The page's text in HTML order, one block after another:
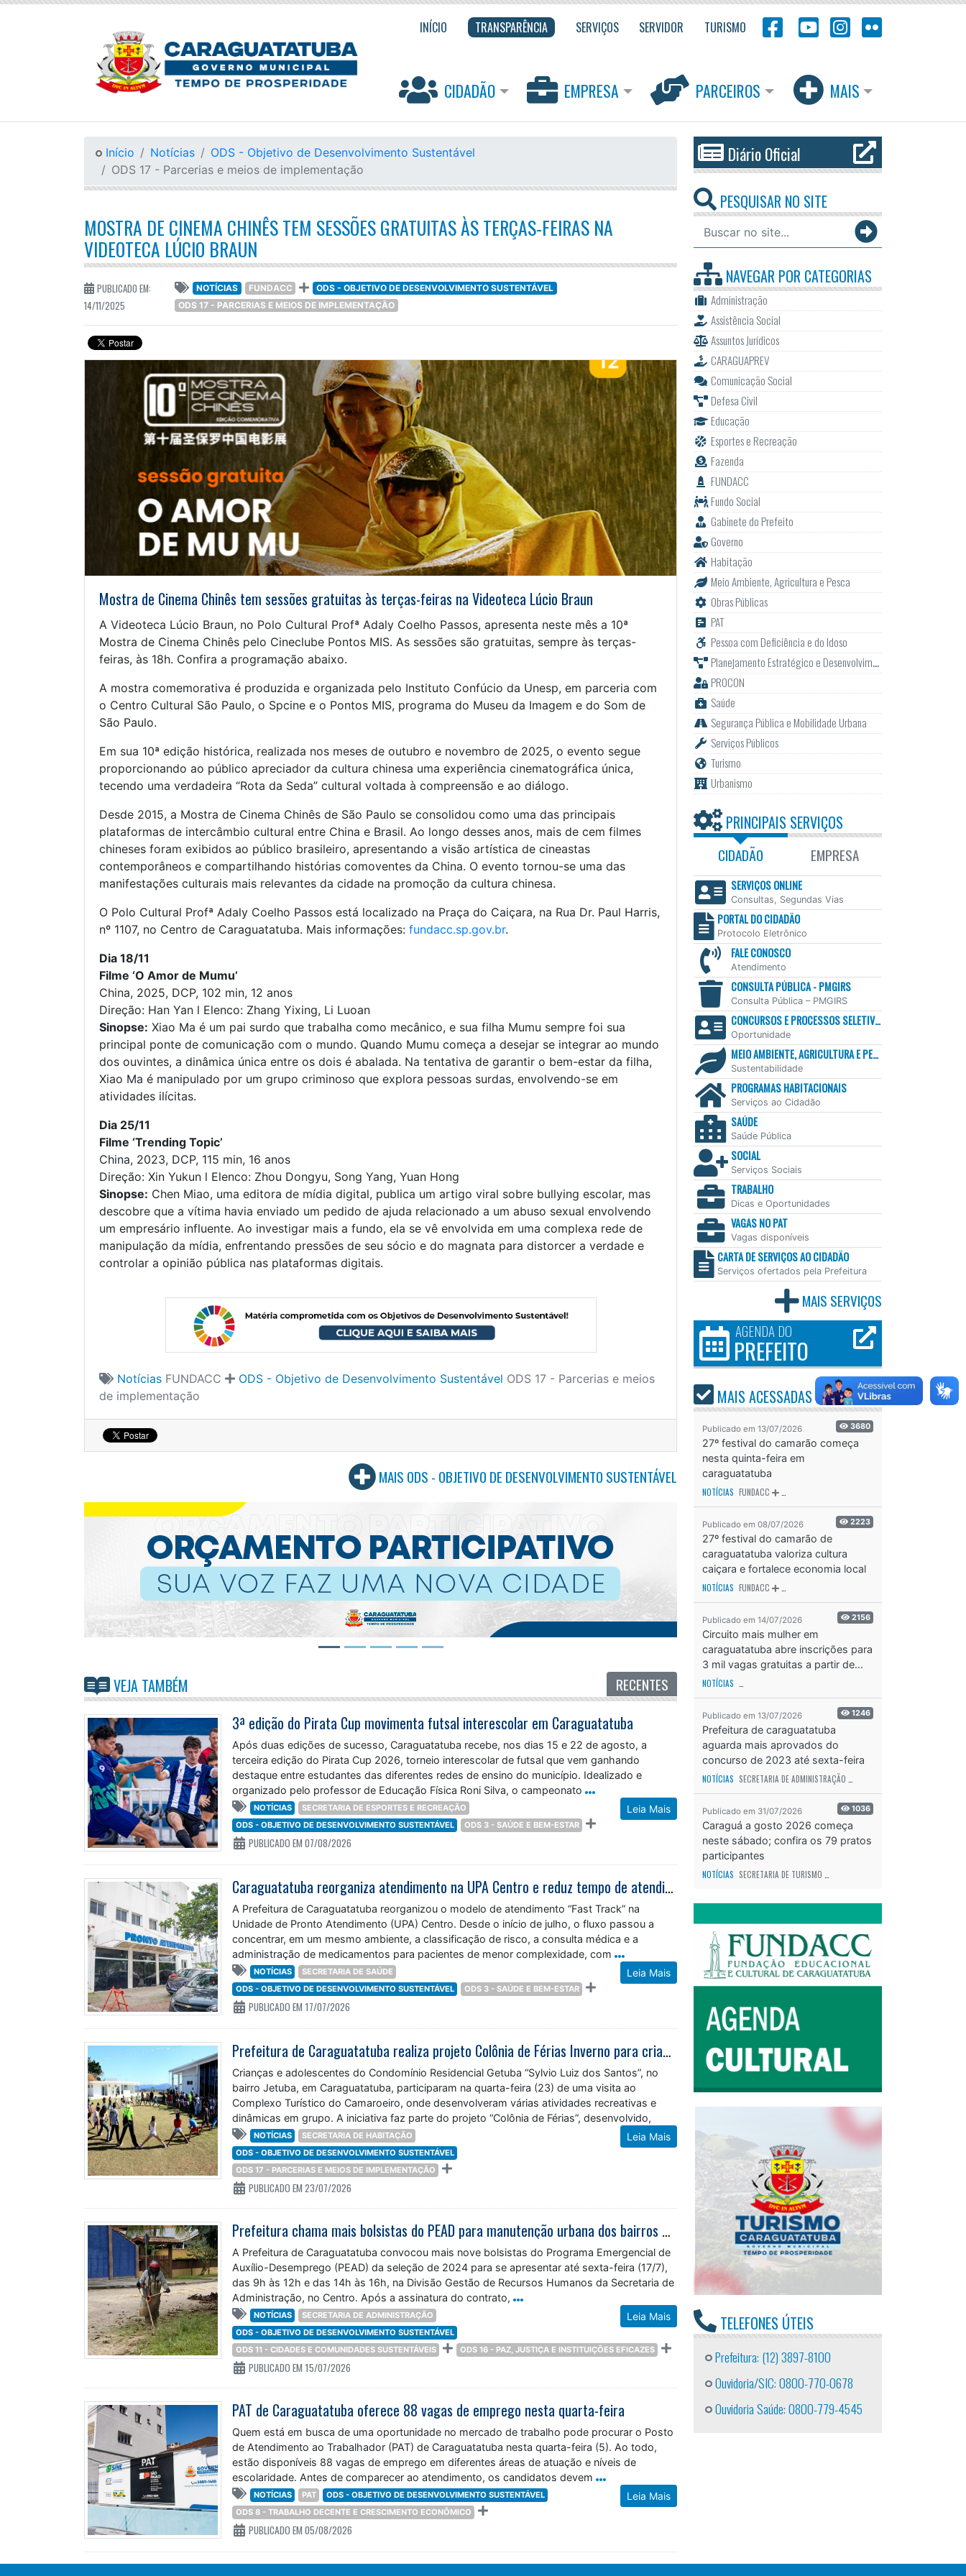
INÍCIO TRANSPARÊNCIA SERVIÇOS SERVIDOR TURISMO
CIDADÃO EMPRESA PARCEIROS MAIS
Início Notícias
ODS - Objetivo de Desenvolvimento Sustentável
ODS 17 - Parcerias e meios de implementação
MOSTRA DE CINEMA CHINÊS TEM SESSÕES GRATUITAS ÀS TERÇAS-FEIRAS NA
VIDEOTECA LÚCIO BRAUN
PUBLICADO EM:
14/11/2025
NOTÍCIAS FUNDACC
ODS - OBJETIVO DE DESENVOLVIMENTO SUSTENTÁVEL
ODS 17 - PARCERIAS E MEIOS DE IMPLEMENTAÇÃO
Mostra de Cinema Chinês tem sessões gratuitas às terças-feiras na Videoteca Lúcio Braun
A Videoteca Lúcio Braun, no Polo Cultural Profª Adaly Coelho Passos, apresenta neste mês a 10ª
Mostra de Cinema Chinês pelo Cineclube Pontos MIS. As sessões são gratuitas, sempre às terças-
feiras, às 18h. Confira a programação abaixo.
A mostra comemorativa é produzida e organizada pelo Instituto Confúcio da Unesp, em parceria com
o Centro Cultural São Paulo, o Spcine e o Pontos MIS, programa do Museu da Imagem e do Som de
São Paulo.
Em sua 10ª edição histórica, realizada nos meses de outubro e novembro de 2025, o evento segue
proporcionando ao público apreciador da cultura chinesa uma experiência cinematográfica única,
tecendo uma verdadeira “Rota da Seda” cultural voltada à compreensão e ao diálogo.
Desde 2015, a Mostra de Cinema Chinês de São Paulo se consolidou como uma das principais
plataformas de intercâmbio cultural entre China e Brasil. Ao longo desses anos, mais de cem filmes
chineses foram exibidos ao público brasileiro, apresentando a visão artística de cineastas
contemporâneos e compartilhando histórias comoventes da China. O evento tornou-se uma das
manifestações culturais mais relevantes da cidade na promoção da cultura chinesa.
O Polo Cultural Profª Adaly Coelho Passos está localizado na Praça do Caiçara, na Rua Dr. Paul Harris,
nº 1107, no Centro de Caraguatatuba. Mais informações: fundacc.sp.gov.br.
Dia 18/11
Filme ‘O Amor de Mumu’
China, 2025, DCP, 102 min, 12 anos
Direção: Han Yan l Elenco: Zhang Yixing, Li Luoan
Sinopse: Xiao Ma é um pai surdo que trabalha como mecânico, e sua filha Mumu sempre foi sua
principal ponte de comunicação com o mundo. Quando Mumu começa a desejar se integrar ao mundo
dos ouvintes, a dinâmica única entre os dois é abalada. Na tentativa de garantir o bem-estar da filha,
Xiao Ma é manipulado por um grupo criminoso que explora pessoas surdas, envolvendo-se em
atividades ilícitas.
Dia 25/11
Filme ‘Trending Topic’
China, 2023, DCP, 115 min, 16 anos
Direção: Xin Yukun l Elenco: Zhou Dongyu, Song Yang, Yuan Hong
Sinopse: Chen Miao, uma editora de mídia digital, publica um artigo viral sobre bullying escolar, mas
descobre que a vítima havia enviado um pedido de ajuda relacionado a um abuso sexual envolvendo
um empresário influente. Ao investigar mais a fundo, ela se vê envolvida em uma complexa rede de
manipulação da mídia, enfrentando pressões de seu sócio e do magnata para distorcer a verdade e
controlar a opinião pública nas plataformas digitais.
Notícias FUNDACC ODS - Objetivo de Desenvolvimento Sustentável ODS 17 - Parcerias e meios
de implementação
MAIS ODS - OBJETIVO DE DESENVOLVIMENTO SUSTENTÁVEL
VEJA TAMBÉM RECENTES
3ª edição do Pirata Cup movimenta futsal interescolar em Caraguatatuba
Após duas edições de sucesso, Caraguatatuba recebe, nos dias 15 e 22 de agosto, a
terceira edição do Pirata Cup 2026, torneio interescolar de futsal que vem ganhando
destaque entre estudantes das diferentes redes de ensino do município. Idealizado e
organizado pelo professor de Educação Física Roni Silva, o campeonato
Leia Mais
NOTÍCIAS
SECRETARIA DE ESPORTES E RECREAÇÃO
ODS - OBJETIVO DE DESENVOLVIMENTO SUSTENTÁVEL
ODS 3 - SAÚDE E BEM-ESTAR
PUBLICADO EM 07/08/2026
A Prefeitura de Caraguatatuba reorganizou o modelo de atendimento “Fast Track” na
Unidade de Pronto Atendimento (UPA) Centro. Desde o início de julho, o fluxo passou a
concentrar, em um mesmo ambiente, a classificação de risco, a consulta médica e a
administração de medicamentos para pacientes de menor complexidade, com
Leia Mais
NOTÍCIAS
SECRETARIA DE SAÚDE
ODS - OBJETIVO DE DESENVOLVIMENTO SUSTENTÁVEL
ODS 3 - SAÚDE E BEM-ESTAR
PUBLICADO EM 17/07/2026
Crianças e adolescentes do Condomínio Residencial Getuba “Sylvio Luiz dos Santos”, no
bairro Jetuba, em Caraguatatuba, participaram na quarta-feira (23) de uma visita ao
Complexo Turístico do Camaroeiro, onde desenvolveram várias atividades recreativas e
dinâmicas em grupo. A iniciativa faz parte do projeto “Colônia de Férias”, desenvolvido,
desde o ano
Leia Mais
NOTÍCIAS
SECRETARIA DE HABITAÇÃO
ODS - OBJETIVO DE DESENVOLVIMENTO SUSTENTÁVEL
ODS 17 - PARCERIAS E MEIOS DE IMPLEMENTAÇÃO
PUBLICADO EM 23/07/2026
A Prefeitura de Caraguatatuba convocou mais nove bolsistas do Programa Emergencial de
Auxílio-Desemprego (PEAD) da seleção de 2024 para se apresentar até sexta-feira (17/7),
das 9h às 12h e das 14h às 16h, na Divisão Gestão de Recursos Humanos da Secretaria de
Administração, no Centro. Após a assinatura do contrato,
Leia Mais
NOTÍCIAS
SECRETARIA DE ADMINISTRAÇÃO
ODS - OBJETIVO DE DESENVOLVIMENTO SUSTENTÁVEL
ODS 11 - CIDADES E COMUNIDADES SUSTENTÁVEIS
ODS 16 - PAZ, JUSTIÇA E INSTITUIÇÕES EFICAZES
PUBLICADO EM 15/07/2026
PAT de Caraguatatuba oferece 88 vagas de emprego nesta quarta-feira
Quem está em busca de uma oportunidade no mercado de trabalho pode procurar o Posto
de Atendimento ao Trabalhador (PAT) de Caraguatatuba nesta quarta-feira (5). Ao todo,
estão disponíveis 88 vagas de emprego em diferentes áreas de atuação e níveis de
escolaridade. Antes de comparecer ao atendimento, os candidatos devem
Leia Mais
NOTÍCIAS PAT
ODS - OBJETIVO DE DESENVOLVIMENTO SUSTENTÁVEL
ODS 8 - TRABALHO DECENTE E CRESCIMENTO ECONÔMICO
PUBLICADO EM 05/08/2026
Diário Oficial
PESQUISAR NO SITE
NAVEGAR PORCATEGORIAS
Administração
Assistência Social
Assuntos Jurídicos
CARAGUAPREV
Comunicação Social
Defesa Civil
Educação
Esportes e Recreação
Fazenda
FUNDACC
Fundo Social
Gabinete do Prefeito
Governo
Habitação
Meio Ambiente, Agricultura e Pesca
Obras Públicas
PAT
Pessoa com Deficiência e do Idoso
Planejamento Estratégico e Desenvolvimento
PROCON
Saúde
Segurança Pública e Mobilidade Urbana
Serviços Públicos
Turismo
Urbanismo
PRINCIPAIS SERVIÇOS
CIDADÃO EMPRESA
SERVIÇOS ONLINE
Consultas, Segundas Vias
PORTAL DO CIDADÃO
Protocolo Eletrônico
FALE CONOSCO
Atendimento
CONSULTA PÚBLICA - PMGIRS
Consulta Pública – PMGIRS
CONCURSOS E PROCESSOS SELETIVOS
Oportunidade
MEIO AMBIENTE, AGRICULTURA E PESCA
Sustentabilidade
PROGRAMAS HABITACIONAIS
Serviços ao Cidadão
SAÚDE
Saúde Pública
SOCIAL
Serviços Sociais
TRABALHO
Dicas e Oportunidades
VAGAS NO PAT
Vagas disponíveis
CARTA DE SERVIÇOS AO CIDADÃO
Serviços ofertados pela Prefeitura
MAIS SERVIÇOS
AGENDA DO
PREFEITO
MAIS ACESSADASÚLTIMOS30 DIAS
Publicado em 13/07/2026 3680
27º festival do camarão começa
nesta quinta-feira em
caraguatatuba
NOTÍCIAS FUNDACC
Publicado em 08/07/2026 2223
27º festival do camarão de
caraguatatuba valoriza cultura
caiçara e fortalece economia local
NOTÍCIAS FUNDACC
Publicado em 14/07/2026 2156
Circuito mais mulher em
caraguatatuba abre inscrições para
3 mil vagas gratuitas a partir de...
NOTÍCIAS
Publicado em 13/07/2026 1246
Prefeitura de caraguatatuba
aguarda mais aprovados do
concurso de 2023 até sexta-feira
(17)
NOTÍCIAS SECRETARIA DE ADMINISTRAÇÃO
Publicado em 31/07/2026 1036
Caraguá a gosto 2026 começa
neste sábado; confira os 79 pratos
participantes
NOTÍCIAS SECRETARIA DE TURISMO
TELEFONES ÚTEIS
Prefeitura: (12) 3897-8100
Ouvidoria/SIC: 0800-770-0678
Ouvidoria Saúde: 0800-779-4545